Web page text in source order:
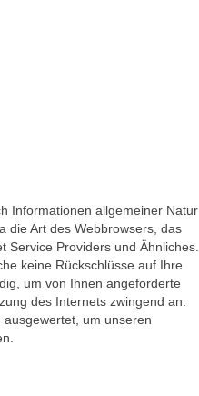
Informationen allgemeiner Natur
die Art des Webbrowsers, das
Service Providers und Ähnliches.
keine Rückschlüsse auf Ihre
um von Ihnen angeforderte
des Internets zwingend an.
um unseren